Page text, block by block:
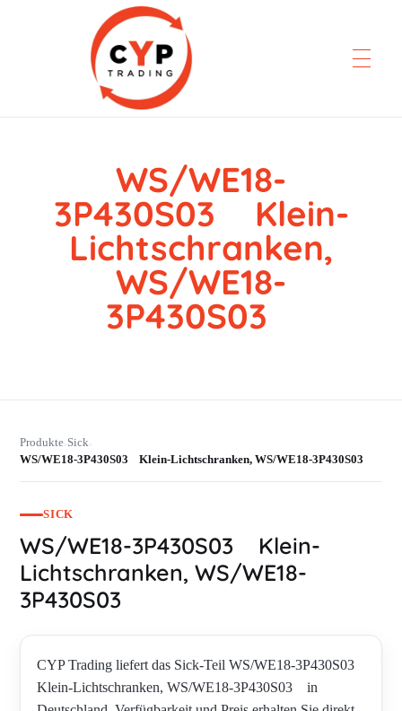
CYP Trading
WS/WE18-
3P430S03 Klein-
Lichtschranken,
WS/WE18-
3P430S03
Produkte›Sick›
WS/WE18-3P430S03 Klein-Lichtschranken, WS/WE18-3P430S03
SICK
WS/WE18-3P430S03 Klein-
Lichtschranken, WS/WE18-
3P430S03
CYP Trading liefert das Sick-Teil WS/WE18-3P430S03
Klein-Lichtschranken, WS/WE18-3P430S03 in